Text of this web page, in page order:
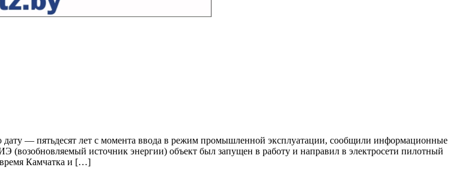
дату — пятьдесят лет с момента ввода в режим промышленной эксплуатации, сообщили информационные
(возобновляемый источник энергии) объект был запущен в работу и направил в электросети пилотный
время Камчатка и […]